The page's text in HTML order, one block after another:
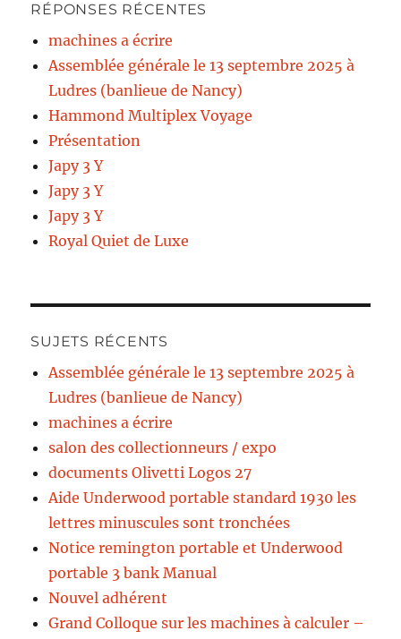
RÉPONSES RÉCENTES
machines a écrire
Assemblée générale le 13 septembre 2025 à
Ludres (banlieue de Nancy)
Hammond Multiplex Voyage
Présentation
Japy 3 Y
Japy 3 Y
Japy 3 Y
Royal Quiet de Luxe
SUJETS RÉCENTS
Assemblée générale le 13 septembre 2025 à
Ludres (banlieue de Nancy)
machines a écrire
salon des collectionneurs / expo
documents Olivetti Logos 27
Aide Underwood portable standard 1930 les
lettres minuscules sont tronchées
Notice remington portable et Underwood
portable 3 bank Manual
Nouvel adhérent
Grand Colloque sur les machines à calculer –